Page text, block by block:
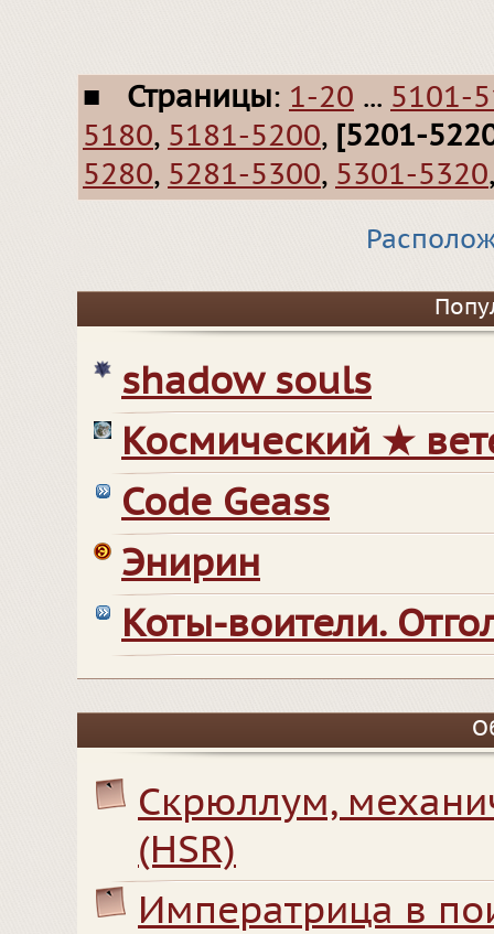
■ Страницы: 1-20 ... 5101-
5180, 5181-5200, [5201-
5280, 5281-5300, 5301-5320
shadow souls
Космический ★
Code Geass
Энирин
Коты-воители.
Скрюллум,
(HSR)
Императрица в